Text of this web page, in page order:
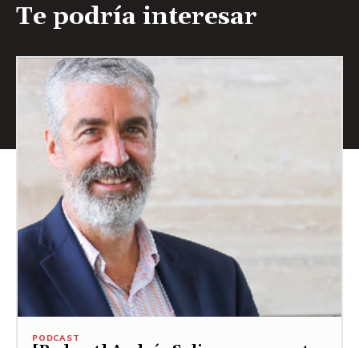
Te podría interesar
PODCAST